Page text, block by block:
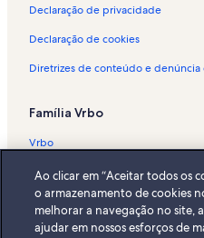
Declaração de privacidade
Declaração de cookies
Diretrizes de conteúdo e
Família Vrbo
Vrbo
Abritel.fr
FeWo-direkt.de
Bookabach.co.nz
Ao clicar em “Aceitar todos os
o armazenamento de cookies
melhorar a navegação no site,
ajudar em nossos esforços de